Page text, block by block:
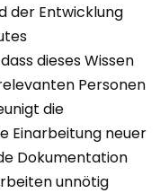
der Entwicklung
dieses Wissen
Personen
die
Einarbeitung neuer
Dokumentation
unnötig